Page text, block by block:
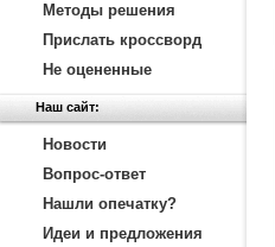
Методы решения
Прислать кроссворд
Не оцененные
Наш сайт:
Новости
Вопрос-ответ
Нашли опечатку?
Идеи и предложения